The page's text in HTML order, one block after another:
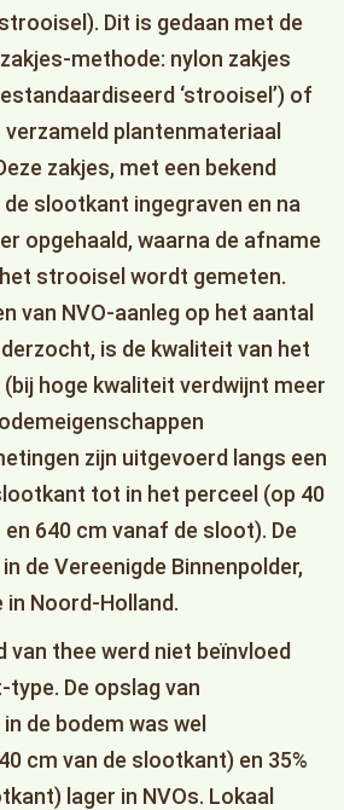
Dit is gedaan met de
methode: nylon zakjes
‘strooisel’) of
plantenmateriaal
zakjes, met een bekend
slootkant ingegraven en na
opgehaald, waarna de afname
strooisel wordt gemeten.
van NVO-aanleg op het aantal
is de kwaliteit van het
hoge kwaliteit verdwijnt meer
zijn uitgevoerd langs een
tot in het perceel (op 40
640 cm vanaf de sloot). De
de Vereenigde Binnenpolder,
in Noord-Holland.
van thee werd niet beïnvloed
De opslag van
de bodem was wel
cm van de slootkant) en 35%
lager in NVOs. Lokaal